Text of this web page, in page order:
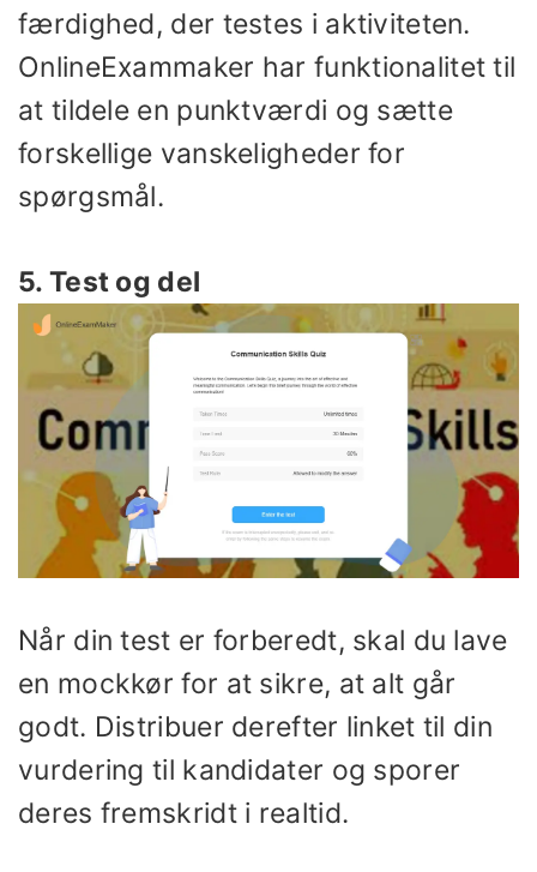
færdighed, der testes i aktiviteten.
OnlineExammaker har funktionalitet til
at tildele en punktværdi og sætte
forskellige vanskeligheder for
spørgsmål.
5. Test og del
Når din test er forberedt, skal du lave
en mockkør for at sikre, at alt går
godt. Distribuer derefter linket til din
vurdering til kandidater og sporer
deres fremskridt i realtid.